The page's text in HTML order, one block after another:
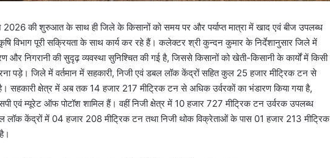
की शुरुआत के साथ ही जिले के किसानों को समय पर और पर्याप्त मात्रा में खाद एवं बीज उपलब्ध
विभाग पूरी सक्रियता के साथ कार्य कर रहे हैं। कलेक्टर श्री कुन्दन कुमार के निर्देशानुसार जिले में
और निगरानी की सुदृढ़ व्यवस्था सुनिश्चित की गई है, जिससे किसानों को खेती-किसानी के कार्यों में किसी
पड़े। जिले में वर्तमान में सहकारी, निजी एवं डबल लॉक केंद्रों सहित कुल 25 हजार मीट्रिक टन से
सहकारी क्षेत्र में अब तक 14 हजार 217 मीट्रिक टन से अधिक उर्वरकों का भंडारण किया गया है,
एवं म्यूरेट ऑफ पोटॉश शामिल हैं। वहीं निजी क्षेत्र में 10 हजार 727 मीट्रिक टन उर्वरक उपलब्ध
लॉक केंद्रों में 04 हजार 208 मीट्रिक टन तथा निजी थोक विक्रेताओं के पास 01 हजार 213 मीट्रिक